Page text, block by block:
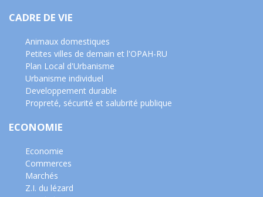
CADRE DE VIE
Animaux domestiques
Petites villes de demain et l'OPAH-RU
Plan Local d'Urbanisme
Urbanisme individuel
Developpement durable
Propreté, sécurité et salubrité publique
ECONOMIE
Economie
Commerces
Marchés
Z.I. du lézard